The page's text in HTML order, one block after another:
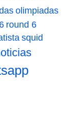
olimpiadas
round 6
squid